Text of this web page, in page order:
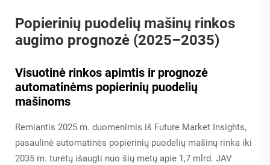
Popierinių puodelių mašinų rinkos
augimo prognozė (2025–2035)
Visuotinė rinkos apimtis ir prognozė
automatinėms popierinių puodelių
mašinoms
Remiantis 2025 m. duomenimis iš Future Market Insights,
pasaulinė automatinės popierinių puodelių mašinų rinka iki
2035 m. turėtų išaugti nuo šių metų apie 1,7 mlrd. JAV